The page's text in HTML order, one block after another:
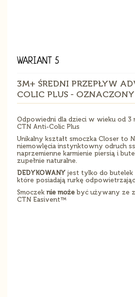
WARIANT 5
3M+ ŚREDNI PRZEPŁYW
COLIC PLUS -
Odpowiedni dla dzieci w wieku od 3
CTN Anti-Colic Plus
Unikalny kształt smoczka Closer to
niemowlęcia instynktowny odruch
naprzemienne karmienie piersią i
zupełnie naturalne.
DEDYKOWANY jest tylko do
które posiadają rurkę
Smoczek nie może być używany ze
CTN Easivent™